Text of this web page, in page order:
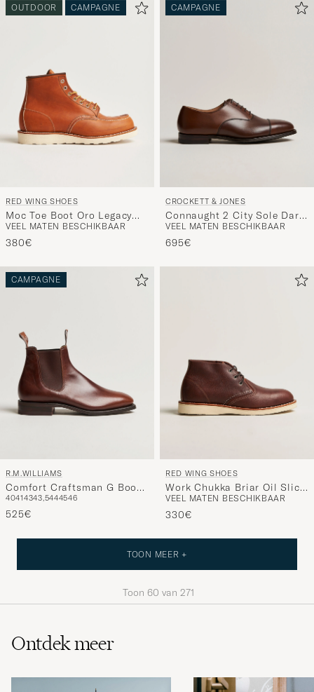
OUTDOOR CAMPAGNE
RED WING SHOES
Moc Toe Boot Oro Legacy
Leather
VEEL MATEN BESCHIKBAAR
380€
CAMPAGNE
CROCKETT & JONES
Connaught 2 City Sole Dark
Brown Calf
VEEL MATEN BESCHIKBAAR
695€
CAMPAGNE
R.M.WILLIAMS
Comfort Craftsman G Boot
Mid Brown
40414343,5444546
525€
RED WING SHOES
Work Chukka Briar Oil Slick
Leather
VEEL MATEN BESCHIKBAAR
330€
TOON MEER +
Toon 60 van 271
Ontdek meer